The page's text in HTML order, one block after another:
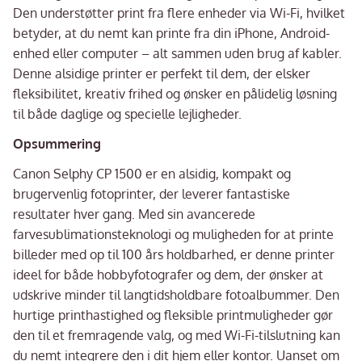
Den understøtter print fra flere enheder via Wi-Fi, hvilket
betyder, at du nemt kan printe fra din iPhone, Android-
enhed eller computer – alt sammen uden brug af kabler.
Denne alsidige printer er perfekt til dem, der elsker
fleksibilitet, kreativ frihed og ønsker en pålidelig løsning
til både daglige og specielle lejligheder.
Opsummering
Canon Selphy CP 1500 er en alsidig, kompakt og
brugervenlig fotoprinter, der leverer fantastiske
resultater hver gang. Med sin avancerede
farvesublimationsteknologi og muligheden for at printe
billeder med op til 100 års holdbarhed, er denne printer
ideel for både hobbyfotografer og dem, der ønsker at
udskrive minder til langtidsholdbare fotoalbummer. Den
hurtige printhastighed og fleksible printmuligheder gør
den til et fremragende valg, og med Wi-Fi-tilslutning kan
du nemt integrere den i dit hjem eller kontor. Uanset om